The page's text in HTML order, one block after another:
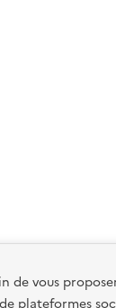
de vous
plateformes